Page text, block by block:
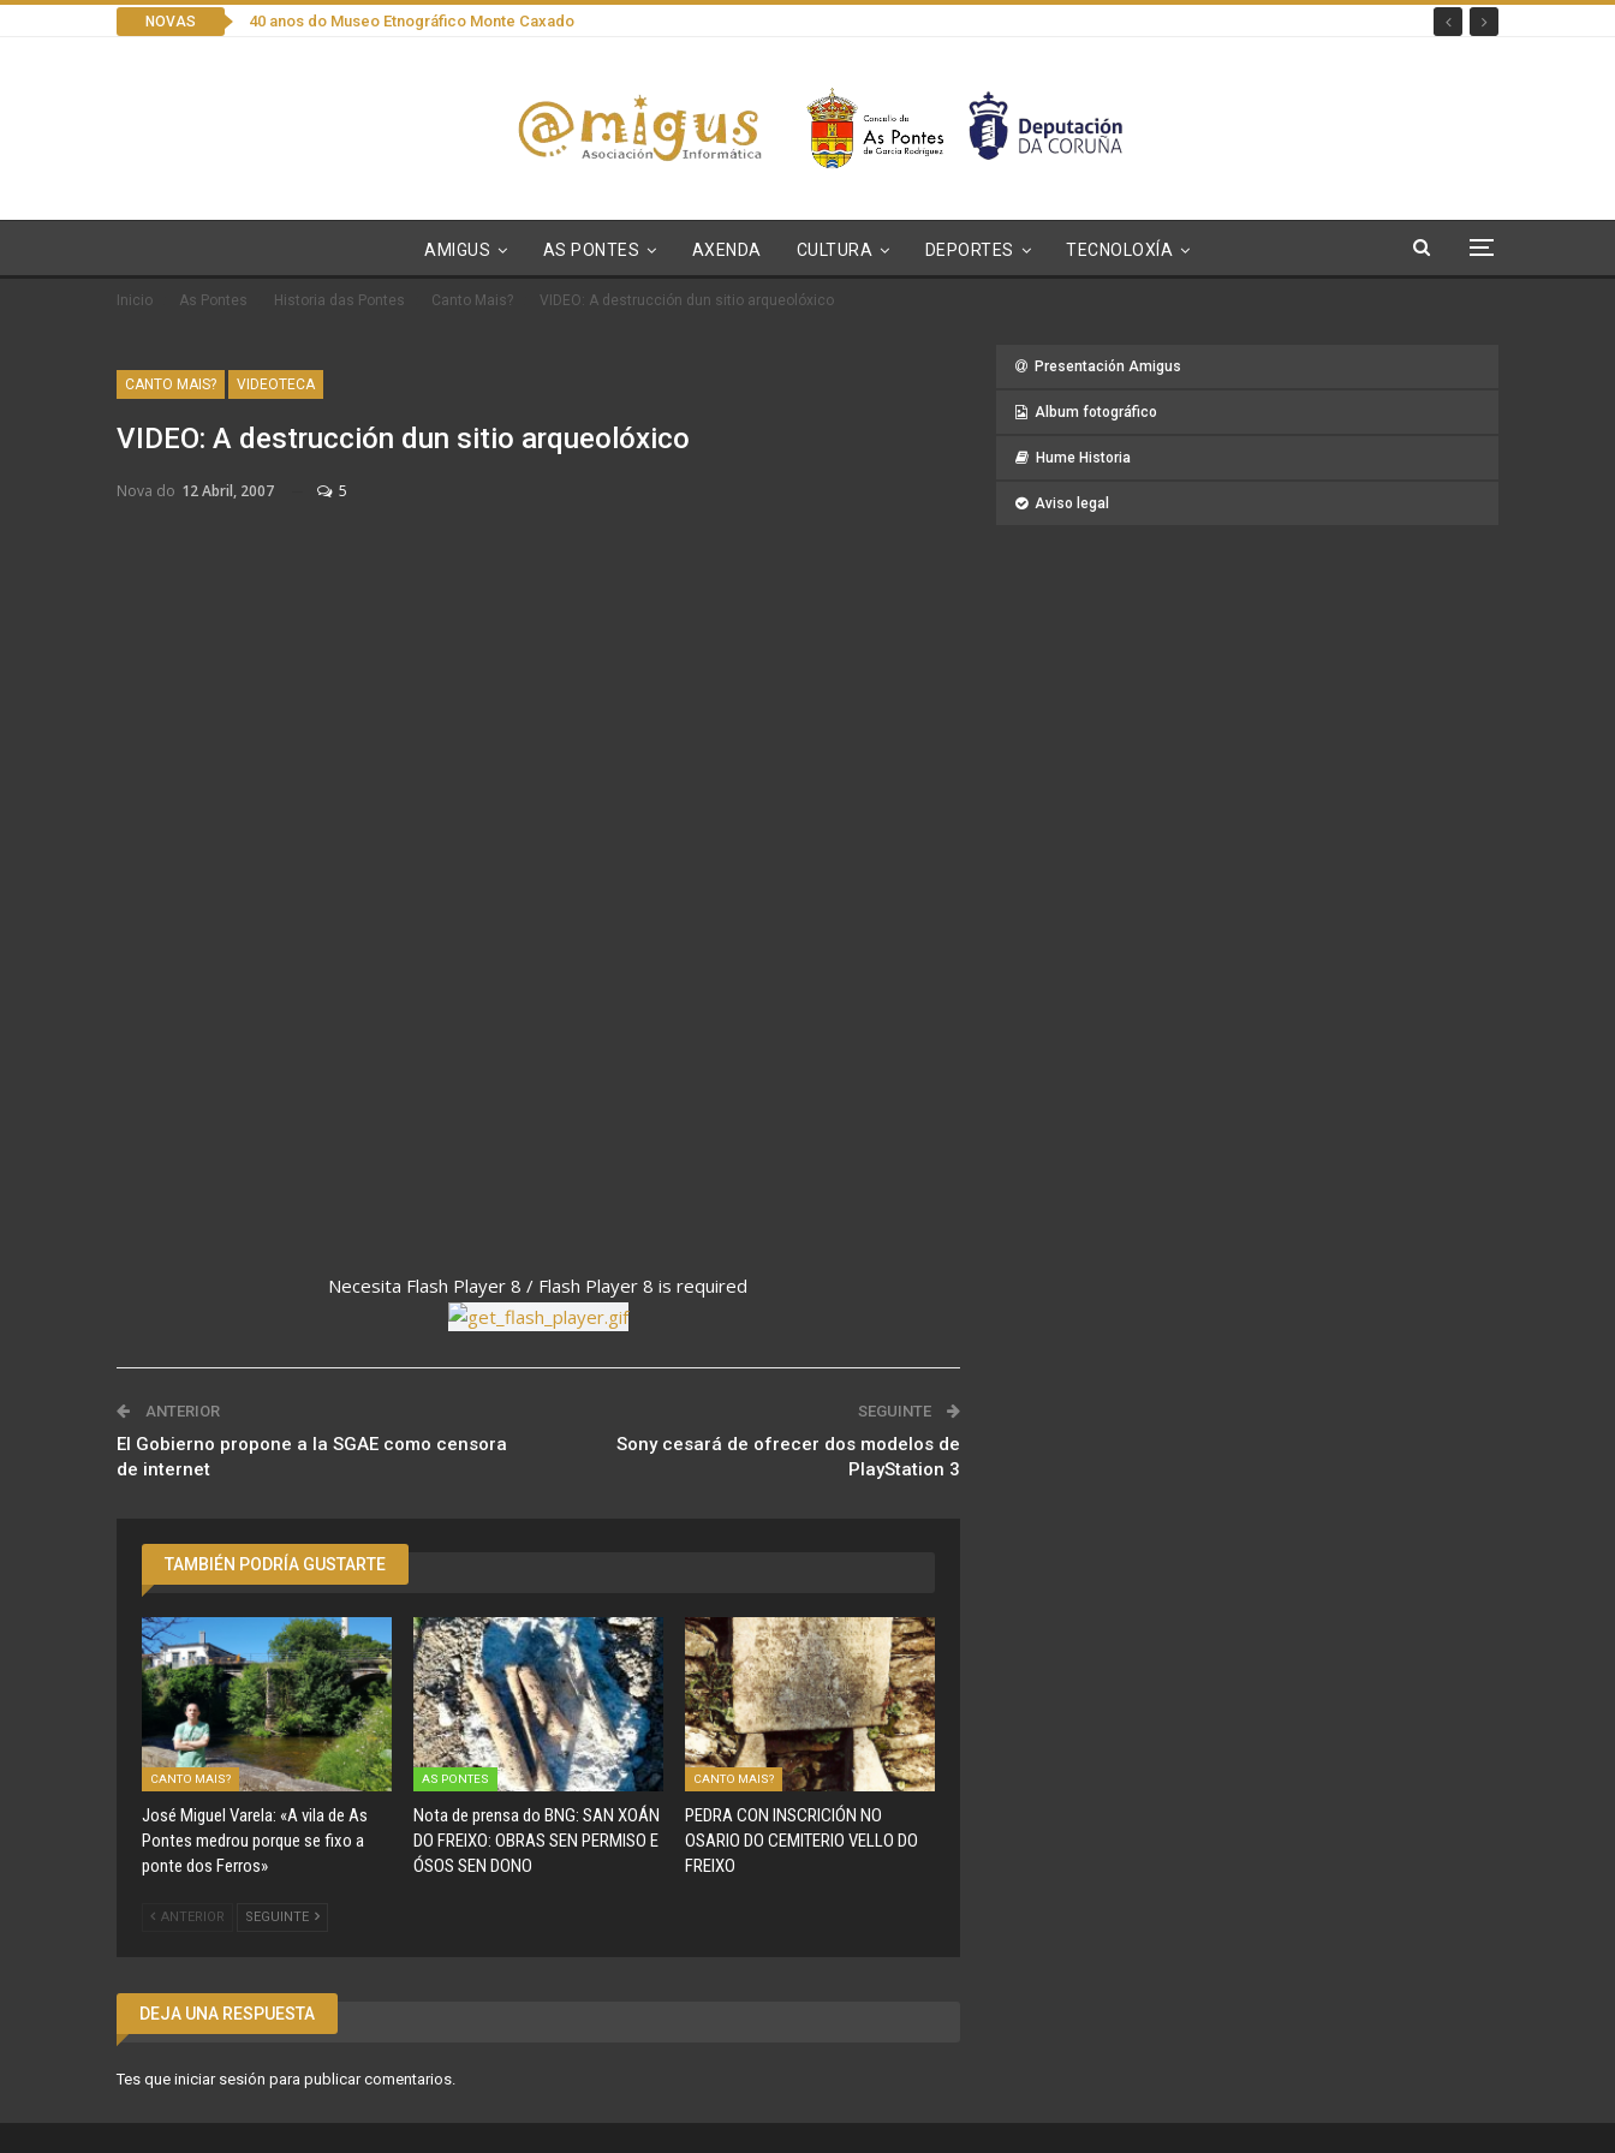
NOVAS 40 anos do Museo Etnográfico Monte Caxado
AMIGUS AS PONTES AXENDA CULTURA DEPORTES TECNOLOXÍA
Inicio As Pontes Historia das Pontes Canto Mais? VIDEO: A destrucción dun sitio arqueolóxico
CANTO MAIS? VIDEOTECA
VIDEO: A destrucción dun sitio arqueolóxico
Nova do 12 Abril, 2007 5
Necesita Flash Player 8 / Flash Player 8 is required
ANTERIOR
El Gobierno propone a la SGAE como censora
de internet
SEGUINTE
Sony cesará de ofrecer dos modelos de
PlayStation 3
TAMBIÉN PODRÍA GUSTARTE
CANTO MAIS?
José Miguel Varela: «A vila de As
Pontes medrou porque se fixo a
ponte dos Ferros»
AS PONTES
Nota de prensa do BNG: SAN XOÁN
DO FREIXO: OBRAS SEN PERMISO E
ÓSOS SEN DONO
CANTO MAIS?
PEDRA CON INSCRICIÓN NO
OSARIO DO CEMITERIO VELLO DO
FREIXO
ANTERIOR SEGUINTE
DEJA UNA RESPUESTA
Tes que iniciar sesión para publicar comentarios.
Presentación Amigus
Album fotográfico
Hume Historia
Aviso legal